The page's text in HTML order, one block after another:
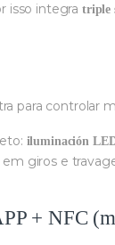
isso integra triple
para controlar
iluminación
giros e
+ NFC